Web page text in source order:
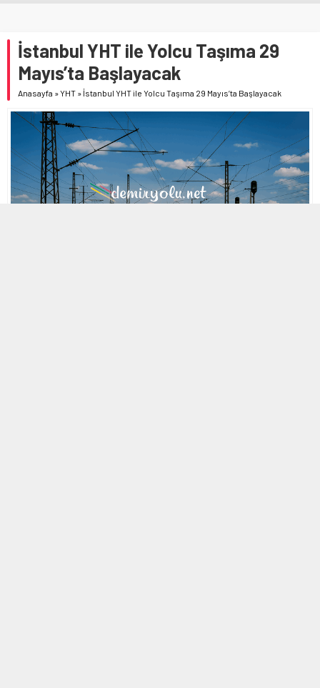
İstanbul YHT ile Yolcu Taşıma 29
Mayıs’ta Başlayacak
Anasayfa »YHT » İstanbul YHT ile Yolcu Taşıma 29 Mayıs’ta Başlayacak